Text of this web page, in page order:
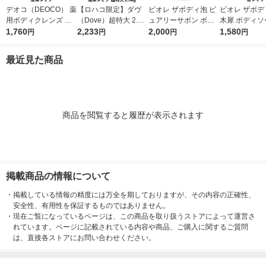
デオコ（DEOCO） 薬
用ボディクレンズ 詰
め替え 大容量 650g
1,760円
【ロハコ限定】ダヴ
（Dove）超特大 2.9k
g 液体 ボディウォッ
2,233円
ビオレ ザボディ泡 ピ
ュアリーサボン ボデ
ィソープ 詰替特大 14
2,000円
ビオレ ザボ
木犀 ボディソ
替 1410ml 花
1,580円
最近見た商品
商品を閲覧すると履歴が表示されます
掲載商品の情報について
・ 掲載している情報の精度には万全を期しておりますが、その内容の正確性、
安全性、有用性を保証するものではありません。
・ 現在ご覧になっているページは、この商品を取り扱うストアによって運営さ
れています。ページに記載されている内容や商品、ご購入に関するご質問
は、直接各ストアにお問い合わせください。